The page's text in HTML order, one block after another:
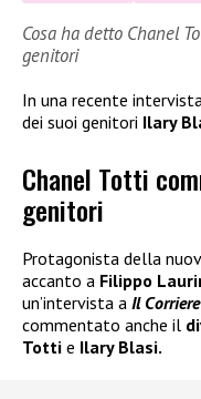
Cosa ha detto Chanel
genitori
In una recente
dei suoi genitori Ilary
Chanel Totti
genitori
Protagonista della
accanto a Filippo
un’intervista a Il
commentato anche il
Totti e Ilary Blasi.